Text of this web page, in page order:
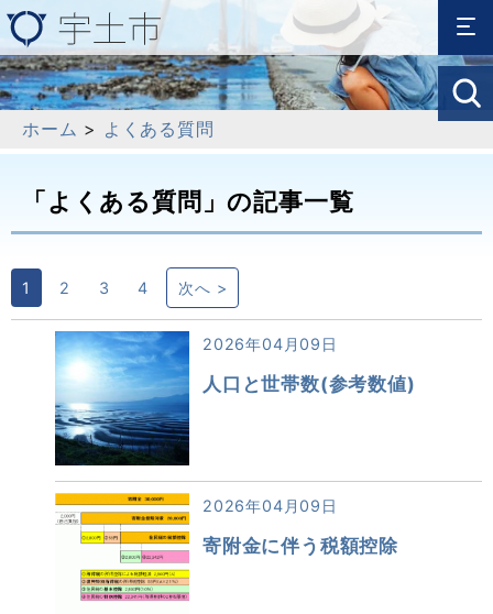
ホーム > よくある質問
「よくある質問」の記事一覧
1 2 3 4 次へ >
2026年04月09日
人口と世帯数(参考数値)
2026年04月09日
寄附金に伴う税額控除